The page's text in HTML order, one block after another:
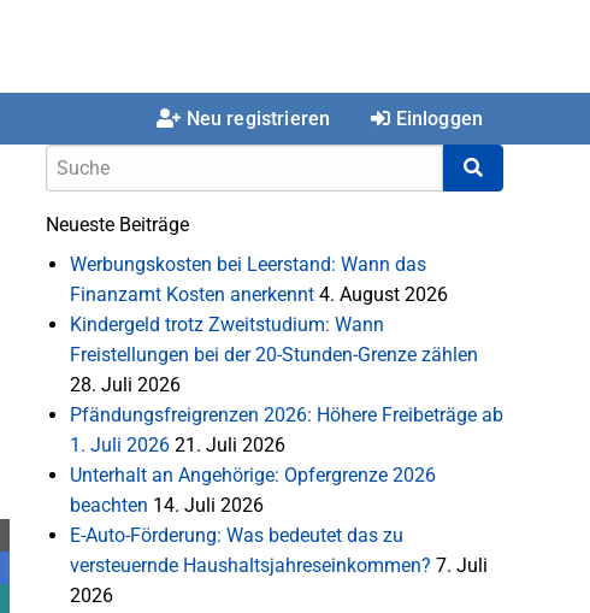
Neu registrieren Einloggen
Neueste Beiträge
Werbungskosten bei Leerstand: Wann das
Finanzamt Kosten anerkennt 4. August 2026
Kindergeld trotz Zweitstudium: Wann
Freistellungen bei der 20-Stunden-Grenze zählen
28. Juli 2026
Pfändungsfreigrenzen 2026: Höhere Freibeträge ab
1. Juli 2026 21. Juli 2026
Unterhalt an Angehörige: Opfergrenze 2026
beachten 14. Juli 2026
E-Auto-Förderung: Was bedeutet das zu
versteuernde Haushaltsjahreseinkommen? 7. Juli
2026